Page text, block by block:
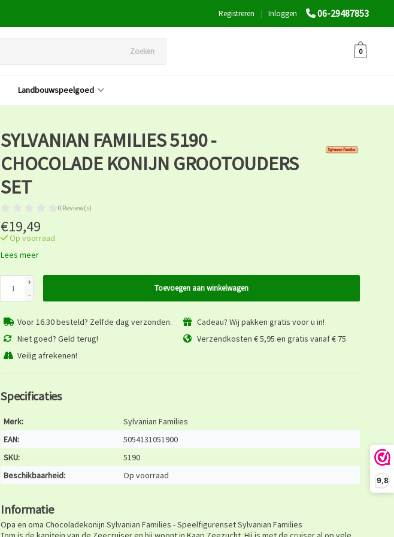
9,8
06-29487853
Inloggen
|
Registreren
Zoeken 0
Landbouwspeelgoed
SYLVANIAN FAMILIES 5190 -
CHOCOLADE KONIJN GROOTOUDERS
SET
0 Review(s)
€19,49
Op voorraad
Lees meer
+
-
Toevoegen aan winkelwagen
Voor 16.30 besteld? Zelfde dag verzonden.
Cadeau? Wij pakken gratis voor u in!
Niet goed? Geld terug!
Verzendkosten € 5,95 en gratis vanaf € 75
Veilig afrekenen!
Specificaties
Merk:
Sylvanian Families
EAN:
5054131051900
SKU:
5190
Beschikbaarheid:
Op voorraad
Informatie
Opa en oma Chocoladekonijn Sylvanian Families - Speelfigurenset Sylvanian Families